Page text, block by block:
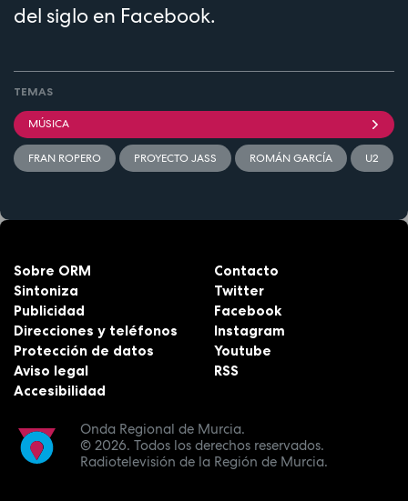
del siglo en Facebook.
TEMAS
MÚSICA
FRAN ROPERO PROYECTO JASS ROMÁN GARCÍA U2
Onda Regional de Murcia.
© 2026. Todos los derechos reservados.
Radiotelevisión de la Región de Murcia.
Sobre ORM
Sintoniza
Publicidad
Direcciones y teléfonos
Protección de datos
Aviso legal
Accesibilidad
Contacto
Twitter
Facebook
Instagram
Youtube
RSS